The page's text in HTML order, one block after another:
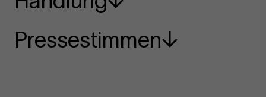
Pressestimmen